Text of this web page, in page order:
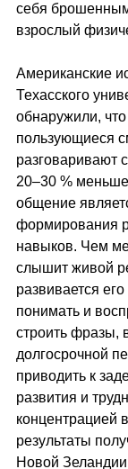
себя
взрослый
Американские
Техасского
обнаружили,
пользующиеся
разговаривают
20–30 %
общение
формирования
навыков. Чем
слышит живой
развивается
понимать и
строить фразы,
долгосрочной
приводить к
развития и
концентрацией
результаты
Новой